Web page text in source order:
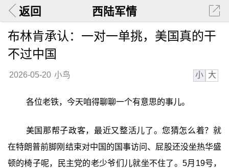
返回 西陆军情
布林肯承认：一对一单挑，美国真的干
不过中国
2026-05-20 小鸟 小 大
各位老铁，今天咱得聊聊一个有意思的事儿。
美国那帮子政客，最近又整活儿了。您猜怎么着？就
在特朗普前脚刚结束对中国的国事访问、屁股还没坐热华盛
顿的椅子呢，民主党的老少爷们儿就坐不住了。5月19号，